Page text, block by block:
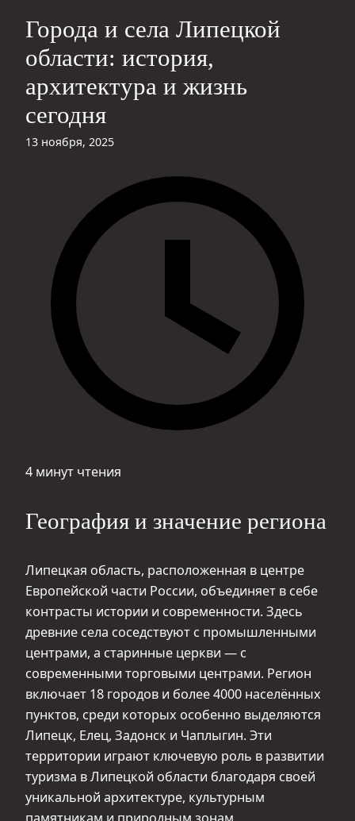
Города и села Липецкой
области: история,
архитектура и жизнь
сегодня
13 ноября, 2025
4 минут чтения
География и значение региона
Липецкая область, расположенная в центре
Европейской части России, объединяет в себе
контрасты истории и современности. Здесь
древние села соседствуют с промышленными
центрами, а старинные церкви — с
современными торговыми центрами. Регион
включает 18 городов и более 4000 населённых
пунктов, среди которых особенно выделяются
Липецк, Елец, Задонск и Чаплыгин. Эти
территории играют ключевую роль в развитии
туризма в Липецкой области благодаря своей
уникальной архитектуре, культурным